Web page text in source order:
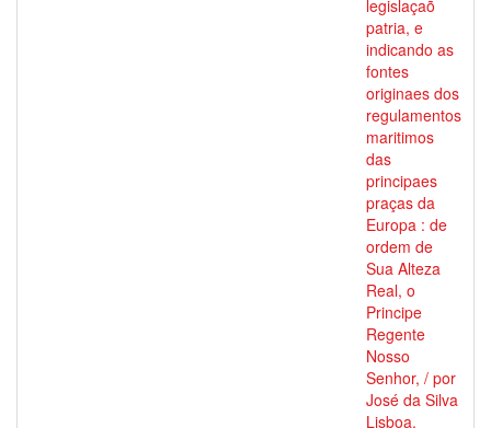
legislaçaõ
patria, e
indicando as
fontes
originaes dos
regulamentos
maritimos
das
principaes
praças da
Europa : de
ordem de
Sua Alteza
Real, o
Principe
Regente
Nosso
Senhor, / por
José da Silva
Lisboa,